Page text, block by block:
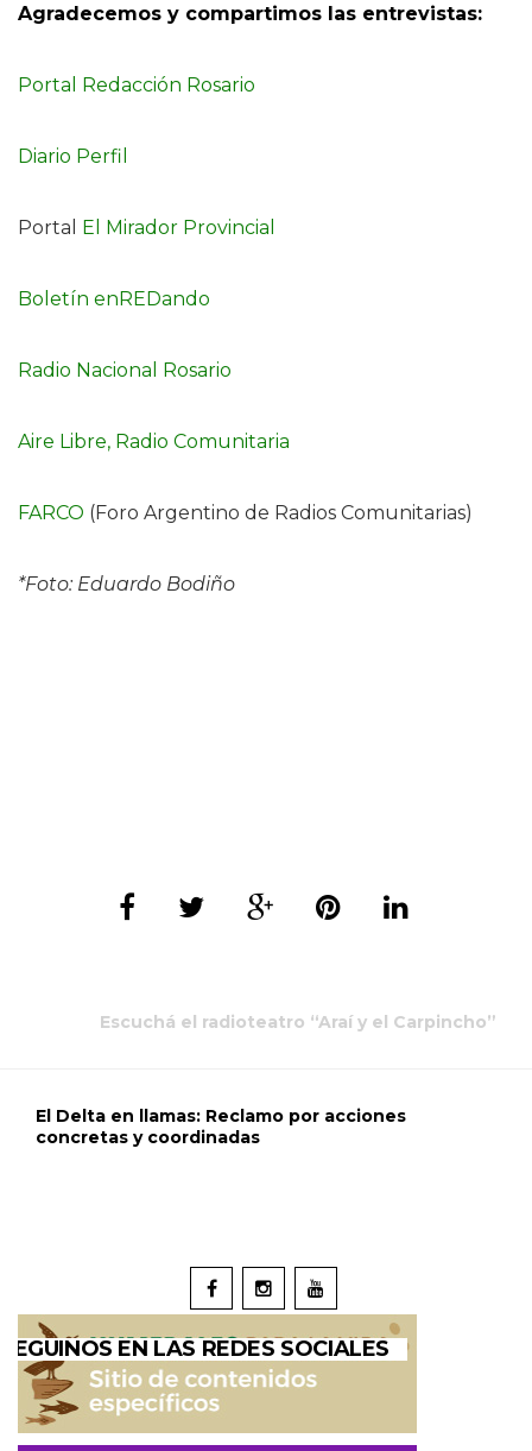
Agradecemos y compartimos las entrevistas:
Portal Redacción Rosario
Diario Perfil
Portal El Mirador Provincial
Boletín enREDando
Radio Nacional Rosario
Aire Libre, Radio Comunitaria
FARCO (Foro Argentino de Radios Comunitarias)
*Foto: Eduardo Bodiño
Escuchá el radioteatro “Araí y el Carpincho”
El Delta en llamas: Reclamo por acciones
concretas y coordinadas
SEGUINOS EN LAS REDES SOCIALES